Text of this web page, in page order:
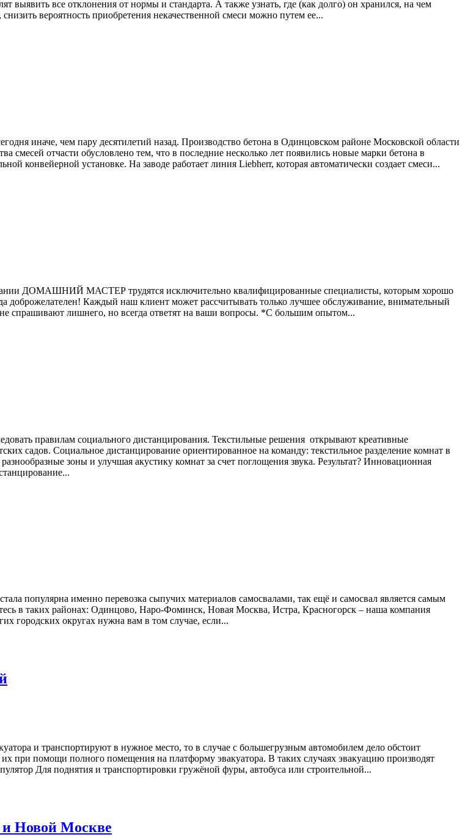
выявить все отклонения от нормы и стандарта. А также узнать, где (как долго) он хранился, на чем
вероятность приобретения некачественной смеси можно путем ее...
иначе, чем пару десятилетий назад. Производство бетона в Одинцовском районе Московской области
отчасти обусловлено тем, что в последние несколько лет появились новые марки бетона в
конвейерной установке. На заводе работает линия Liebherr, которая автоматически создает смеси...
ДОМАШНИЙ МАСТЕР трудятся исключительно квалифицированные специалисты, которым хорошо
доброжелателен! Каждый наш клиент может рассчитывать только лучшее обслуживание, внимательный
лишнего, но всегда ответят на ваши вопросы. *С большим опытом...
правилам социального дистанцирования. Текстильные решения открывают креативные
садов. Социальное дистанцирование ориентированное на команду: текстильное разделение комнат в
зоны и улучшая акустику комнат за счет поглощения звука. Результат? Инновационная
популярна именно перевозка сыпучих материалов самосвалами, так ещё и самосвал является самым
в таких районах: Одинцово, Наро-Фоминск, Новая Москва, Истра, Красногорск – наша компания
городских округах нужна вам в том случае, если...
и транспортируют в нужное место, то в случае с большегрузным автомобилем дело обстоит
при помощи полного помещения на платформу эвакуатора. В таких случаях эвакуацию производят
Для поднятия и транспортировки гружёной фуры, автобуса или строительной...
Новой Москве